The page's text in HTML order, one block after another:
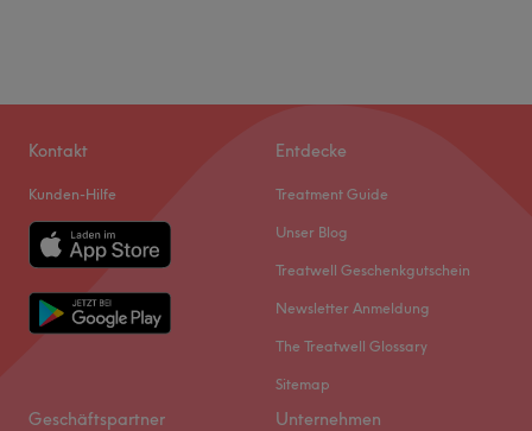
Kontakt
Kunden-Hilfe
Entdecke
Treatment Guide
Unser Blog
Treatwell Geschenkgutschein
Newsletter Anmeldung
The Treatwell Glossary
Sitemap
Geschäftspartner Unternehmen